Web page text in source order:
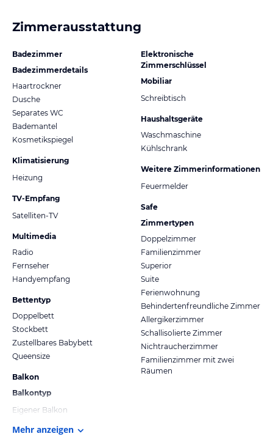
Zimmerausstattung
Badezimmer
Badezimmerdetails
Haartrockner
Dusche
Separates WC
Bademantel
Kosmetikspiegel
Klimatisierung
Heizung
TV-Empfang
Satelliten-TV
Multimedia
Radio
Fernseher
Handyempfang
Bettentyp
Doppelbett
Stockbett
Zustellbares Babybett
Queensize
Balkon
Balkontyp
Eigener Balkon
Elektronische
Zimmerschlüssel
Mobiliar
Schreibtisch
Haushaltsgeräte
Waschmaschine
Kühlschrank
Weitere Zimmerinformationen
Feuermelder
Safe
Zimmertypen
Doppelzimmer
Familienzimmer
Superior
Suite
Ferienwohnung
Behindertenfreundliche Zimmer
Allergikerzimmer
Schallisolierte Zimmer
Nichtraucherzimmer
Familienzimmer mit zwei
Räumen
Mehr anzeigen